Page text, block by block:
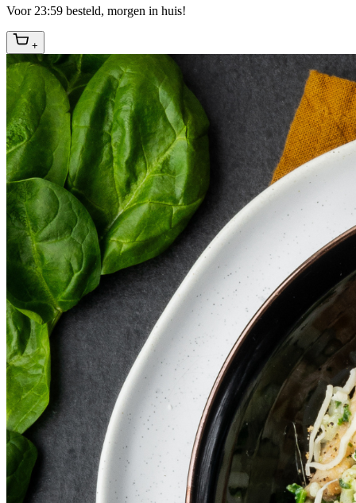
Voor 23:59 besteld, morgen in huis!
+